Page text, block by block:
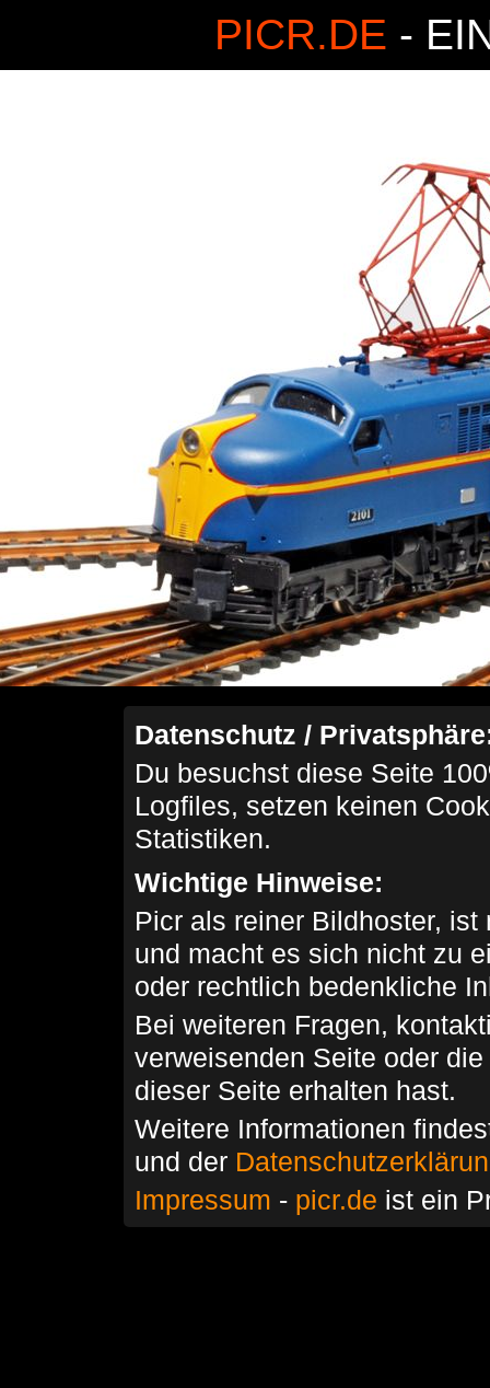
PICR.DE -
Datenschutz /
Du besuchst diese Seite
Logfiles, setzen keinen
Statistiken.
Wichtige Hinweise:
Picr als reiner Bildhoster,
und macht es sich nicht zu
oder rechtlich bedenkliche
Bei weiteren Fragen,
verweisenden Seite oder
dieser Seite erhalten hast.
Weitere Informationen
und der
Impressum - picr.de ist ein